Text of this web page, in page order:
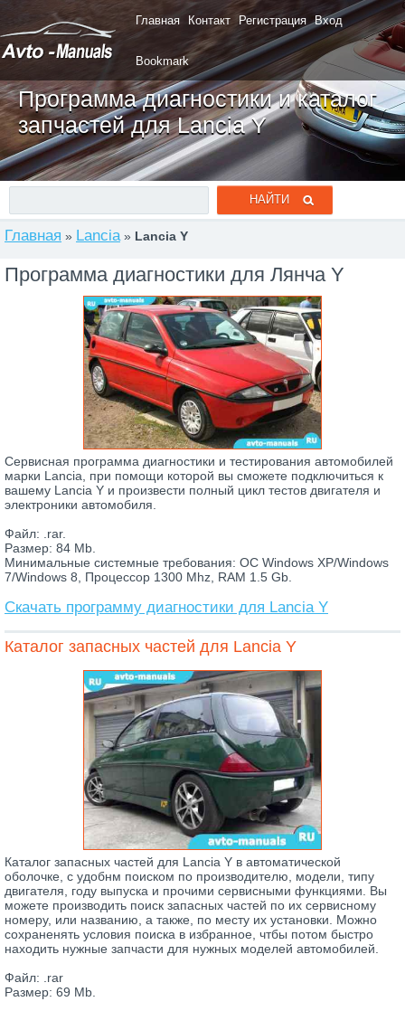
Главная Контакт Регистрация Вход
Bookmark
Программа диагностики и каталог
запчастей для Lancia Y
Главная » Lancia » Lancia Y
Программа диагностики для Лянча Y
Сервисная программа диагностики и тестирования автомобилей
марки Lancia, при помощи которой вы сможете подключиться к
вашему Lancia Y и произвести полный цикл тестов двигателя и
электроники автомобиля.
Файл: .rar.
Размер: 84 Mb.
Минимальные системные требования: ОС Windows XP/Windows
7/Windows 8, Процессор 1300 Mhz, RAM 1.5 Gb.
Скачать программу диагностики для Lancia Y
Каталог запасных частей для Lancia Y
Каталог запасных частей для Lancia Y в автоматической
оболочке, с удобнм поиском по производителю, модели, типу
двигателя, году выпуска и прочими сервисными функциями. Вы
можете производить поиск запасных частей по их сервисному
номеру, или названию, а также, по месту их установки. Можно
сохраненять условия поиска в избранное, чтбы потом быстро
находить нужные запчасти для нужных моделей автомобилей.
Файл: .rar
Размер: 69 Mb.